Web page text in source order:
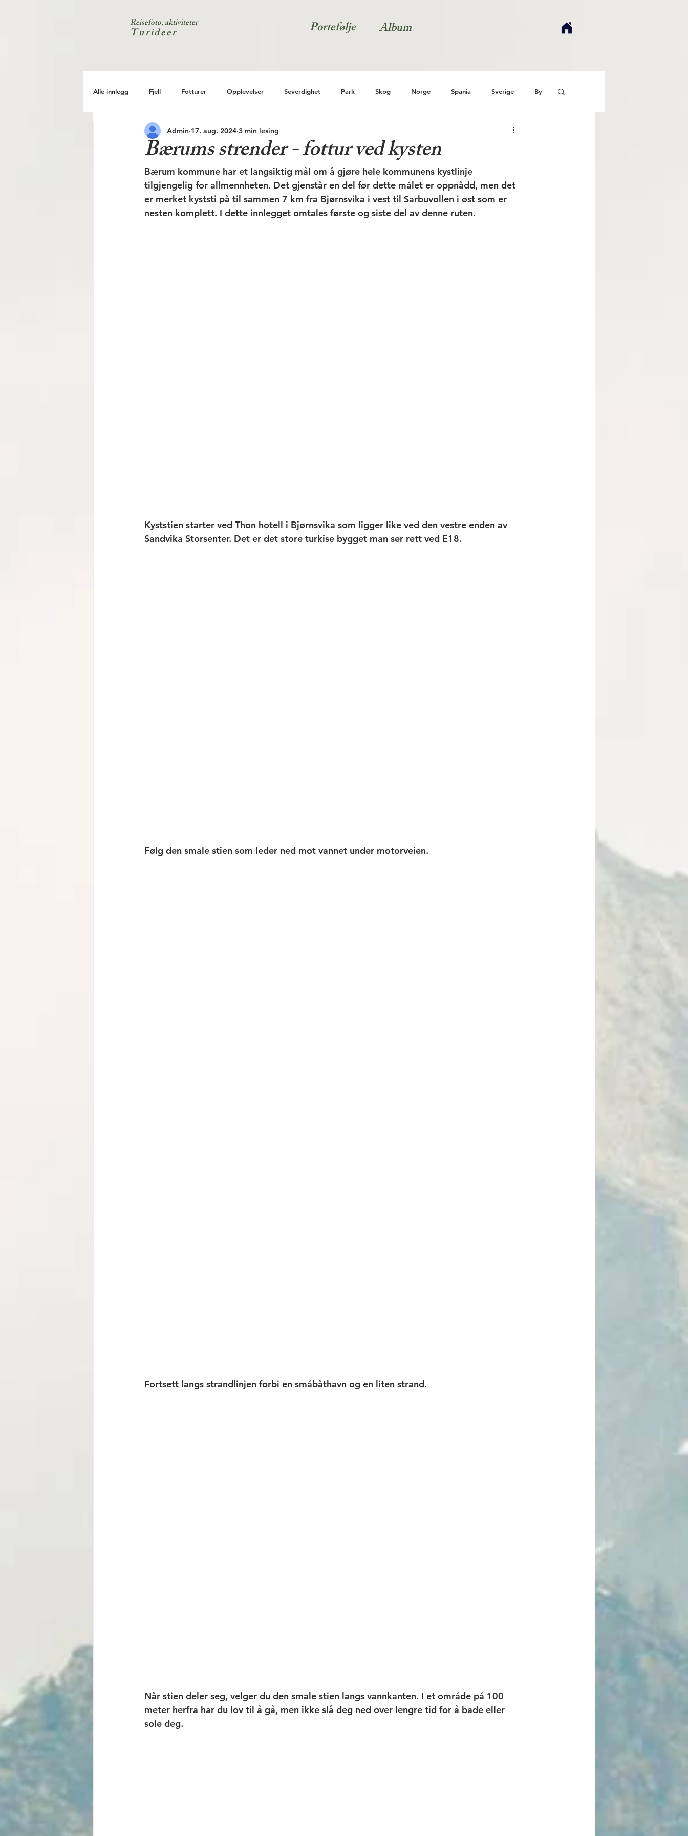
Reisefoto, aktiviteter
Turideer Portefølje Album
Alle innlegg Fjell Fotturer Opplevelser Severdighet Park Skog Norge Spania Sverige By
Natur Test
Bærums strender - fottur ved kysten
Admin 17. aug. 2024 3 min lesing
Bærum kommune har et langsiktig mål om å gjøre hele kommunens kystlinje
tilgjengelig for allmennheten. Det gjenstår en del før dette målet er oppnådd, men det
er merket kyststi på til sammen 7 km fra Bjørnsvika i vest til Sarbuvollen i øst som er
nesten komplett. I dette innlegget omtales første og siste del av denne ruten.
Kyststien starter ved Thon hotell i Bjørnsvika som ligger like ved den vestre enden av
Sandvika Storsenter. Det er det store turkise bygget man ser rett ved E18.
Følg den smale stien som leder ned mot vannet under motorveien.
Fortsett langs strandlinjen forbi en småbåthavn og en liten strand.
Når stien deler seg, velger du den smale stien langs vannkanten. I et område på 100
meter herfra har du lov til å gå, men ikke slå deg ned over lengre tid for å bade eller
sole deg.